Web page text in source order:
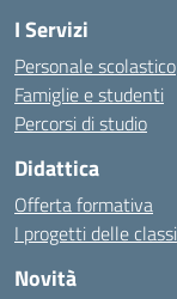
I Servizi
Personale scolastico
Famiglie e studenti
Percorsi di studio
Didattica
Offerta formativa
I progetti delle classi
Novità